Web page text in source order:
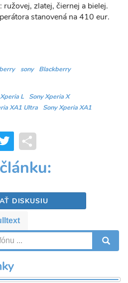
zlatej, čiernej a bielej.
stanovená na 410 eur.
sony Blackberry
L
Sony Xperia X
XA1 Ultra
Sony Xperia XA1
Twitter
DISKUSIU